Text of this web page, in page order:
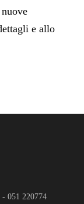
e allo
051 220774